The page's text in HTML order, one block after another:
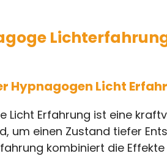
Hypnagogen Licht
Licht Erfahrung ist eine
um einen Zustand tiefer
kombiniert die